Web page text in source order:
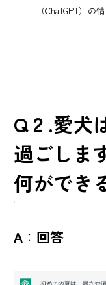
（ChatGPT）の
Q２.愛犬
過ごしま
何ができ
A ： 回答